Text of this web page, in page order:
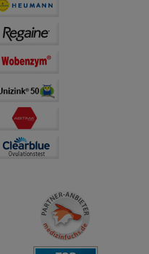
lassen sich
Weise der Nutzung
deren Hilfe wir unsere
können, den Inhalt
die Werbung auf
Sie zu gestalten.
hierfür teilweise an
Medien